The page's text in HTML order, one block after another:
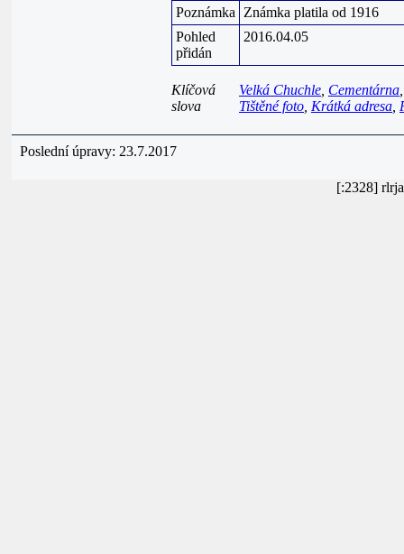
Poznámka
Známka platila od 1916
Pohled
přidán
2016.04.05
Klíčová
slova
Velká Chuchle Cementárna
Tištěné foto Krátká adresa
Poslední úpravy: 23.7.2017
[:2328]